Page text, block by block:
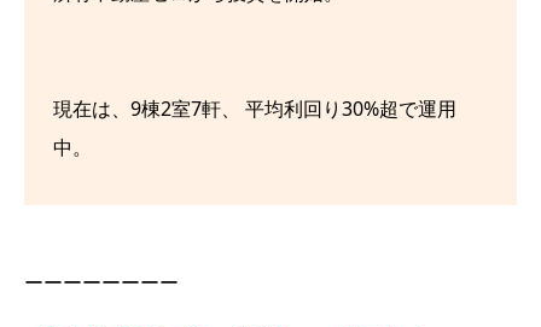
現在は、9棟2室7軒、 平均利回り30%超で運用
中。
ーーーーーーーー